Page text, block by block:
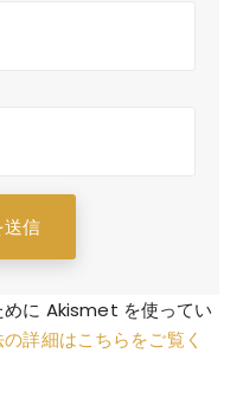
めに Akismet を使ってい
詳細はこちらをご覧く